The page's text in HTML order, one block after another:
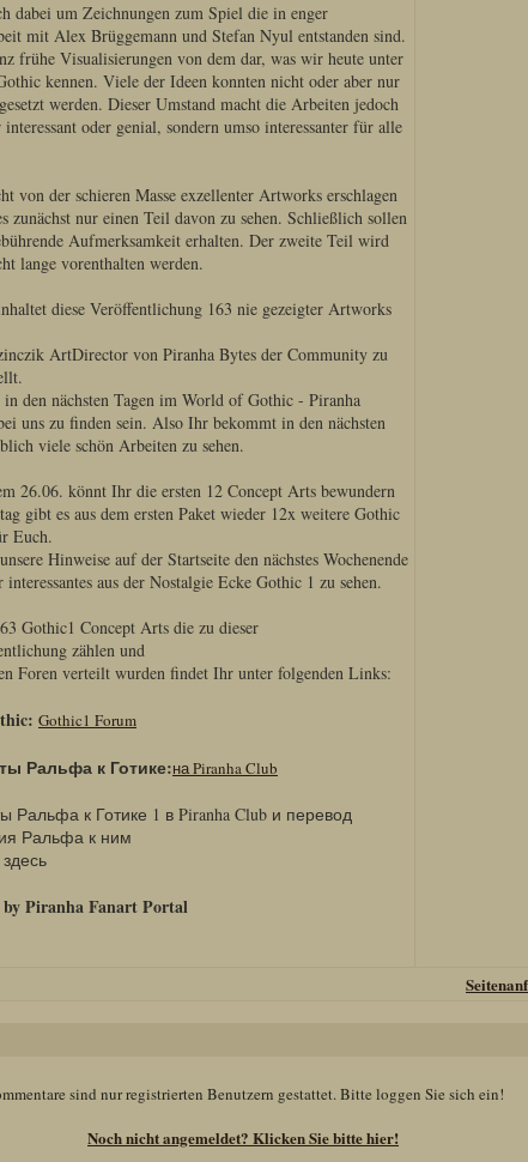
dabei um Zeichnungen zum Spiel die in enger
mit Alex Brüggemann und Stefan Nyul entstanden sind.
frühe Visualisierungen von dem dar, was wir heute unter
kennen. Viele der Ideen konnten nicht oder aber nur
werden. Dieser Umstand macht die Arbeiten jedoch
oder genial, sondern umso interessanter für alle
von der schieren Masse exzellenter Artworks erschlagen
zunächst nur einen Teil davon zu sehen. Schließlich sollen
Aufmerksamkeit erhalten. Der zweite Teil wird
lange vorenthalten werden.
diese Veröffentlichung 163 nie gezeigter Artworks
ArtDirector von Piranha Bytes der Community zu
in den nächsten Tagen im World of Gothic - Piranha
uns zu finden sein. Also Ihr bekommt in den nächsten
viele schön Arbeiten zu sehen.
26.06. könnt Ihr die ersten 12 Concept Arts bewundern
gibt es aus dem ersten Paket wieder 12x weitere Gothic
Euch.
Hinweise auf der Startseite den nächstes Wochenende
interessantes aus der Nostalgie Ecke Gothic 1 zu sehen.
Gothic1 Concept Arts die zu dieser
zählen und
Foren verteilt wurden findet Ihr unter folgenden Links:
Gothic1 Forum
Ральфа к Готике:на Piranha Club
Ральфа к Готике 1 в Piranha Club и перевод
Ральфа к ним
by Piranha Fanart Portal
sind nur registrierten Benutzern gestattet. Bitte loggen Sie sich ein!
Noch nicht angemeldet? Klicken Sie bitte hier!